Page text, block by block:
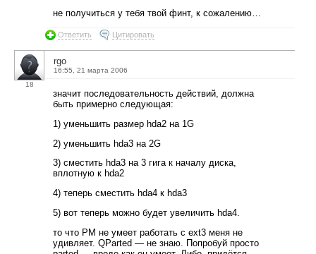
не получиться у тебя твой финт, к сожалению…
Ответить Цитировать
18
rgo
16:55, 21 марта 2006
значит последовательность действий, должна
быть примерно следующая:
1) уменьшить размер hda2 на 1G
2) уменьшить hda3 на 2G
3) сместить hda3 на 3 гига к началу диска,
вплотную к hda2
4) теперь сместить hda4 к hda3
5) вот теперь можно будет увеличить hda4.
то что PM не умеет работать с ext3 меня не
удивляет. QParted — не знаю. Попробуй просто